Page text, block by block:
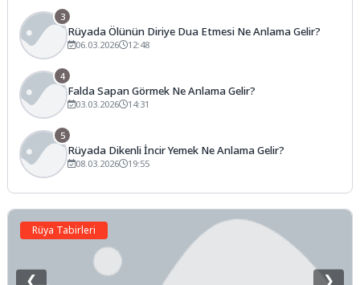
3
Rüyada Ölünün Diriye Dua Etmesi Ne Anlama Gelir?
06.03.2026 12:48
4
Falda Sapan Görmek Ne Anlama Gelir?
03.03.2026 14:31
5
Rüyada Dikenli İncir Yemek Ne Anlama Gelir?
08.03.2026 19:55
Rüya Tabirleri
❮ ❯